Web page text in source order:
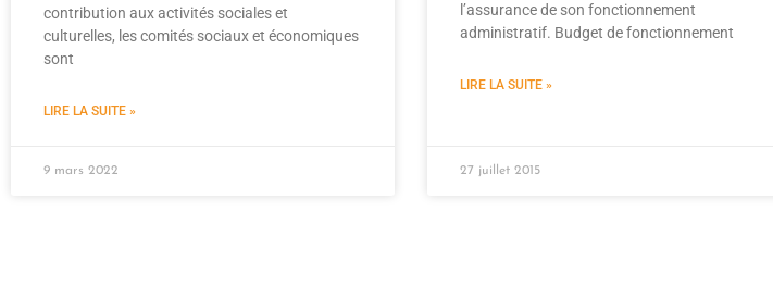
contribution aux activités sociales et
culturelles, les comités sociaux et économiques
sont
LIRE LA SUITE »
9 mars 2022
l’assurance de son fonctionnement
administratif. Budget de fonctionnement
LIRE LA SUITE »
27 juillet 2015